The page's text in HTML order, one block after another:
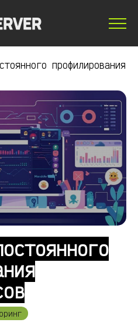
профилирования